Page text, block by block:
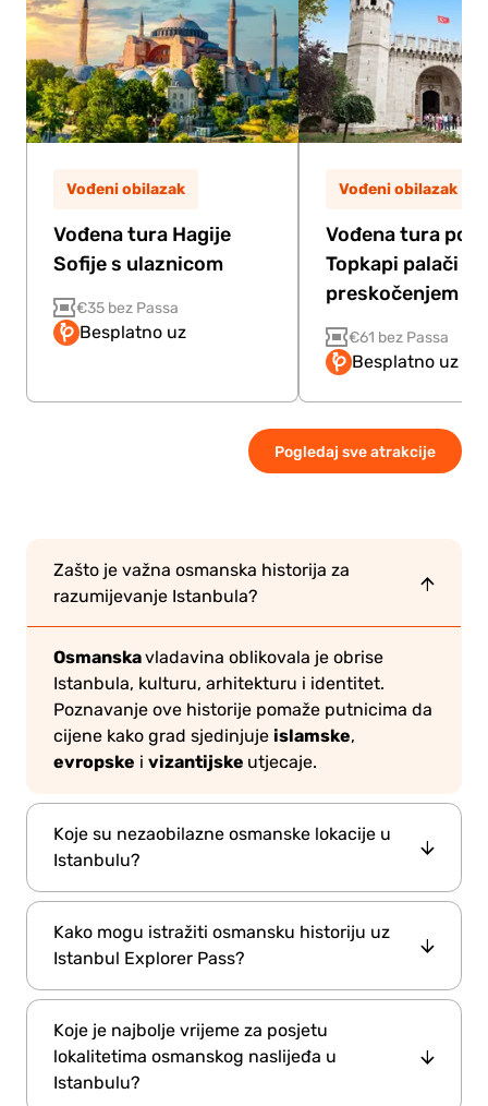
Vođeni obilazak
Vođena tura Hagije
Sofije s ulaznicom
€35 bez Passa
Besplatno uz
Vođeni obilazak
Vođena tura po
Topkapi palači s
preskočenjem
€61 bez Passa
Besplatno uz
Pogledaj sve atrakcije
Zašto je važna osmanska historija za
razumijevanje Istanbula?
Osmanskavladavina oblikovala je obrise
Istanbula, kulturu, arhitekturu i identitet.
Poznavanje ove historije pomaže putnicima da
cijene kako grad sjedinjuje islamske,
evropske i vizantijske utjecaje.
Koje su nezaobilazne osmanske lokacije u
Istanbulu?
Topkapi palača ,Sulejmanija-džamija
Dolmabahče palača Plava džamija,i
su ključne osmanske znamenitosti koje
pružaju uvid u veličanstvenost carstva i
svakodnevni život.
Kako mogu istražiti osmansku historiju uz
Istanbul Explorer Pass?
Istanbul Explorer Pass
omogućava pristup
mnogim atrakcijama iz osmanskog perioda,
tako da možete posjetiti kultne palače, džamije
Koje je najbolje vrijeme za posjetu
lokalitetima osmanskog naslijeđa u
Istanbulu?